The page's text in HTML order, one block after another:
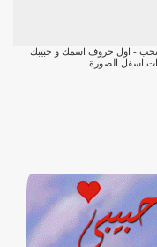
- اول حروف اسمك و حبيبك
اسفل الصورة